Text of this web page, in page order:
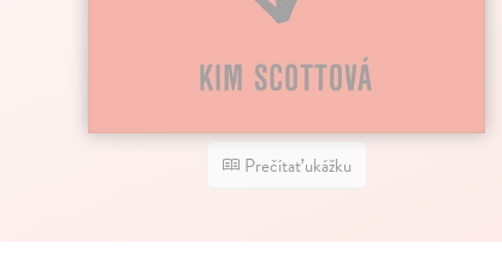
Prečítať ukážku